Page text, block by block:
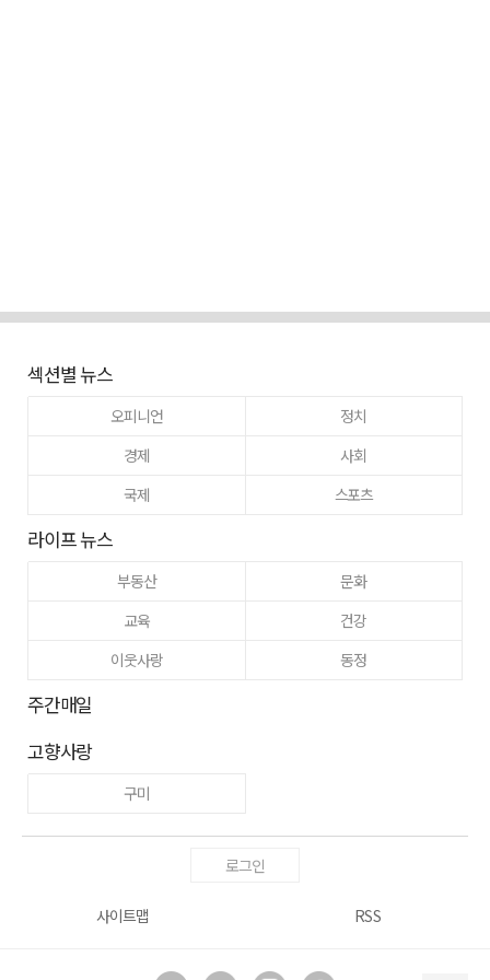
섹션별 뉴스
오피니언
정치
경제
사회
국제
스포츠
라이프 뉴스
부동산
문화
교육
건강
이웃사랑
동정
주간매일
고향사랑
구미
로그인
사이트맵 RSS